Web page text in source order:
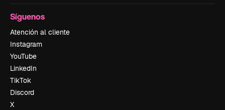
Síguenos
Atención al cliente
Instagram
YouTube
LinkedIn
TikTok
Discord
X